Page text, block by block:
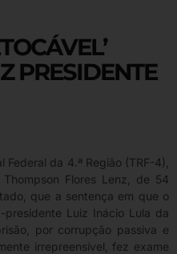
PRESIDENTE
da 4.ª Região (TRF-4),
Flores Lenz, de 54
que a sentença em que o
Luiz Inácio Lula da
por corrupção passiva e
irrepreensível, fez exame